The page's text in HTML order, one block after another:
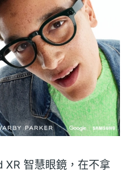
智慧眼鏡，在不拿